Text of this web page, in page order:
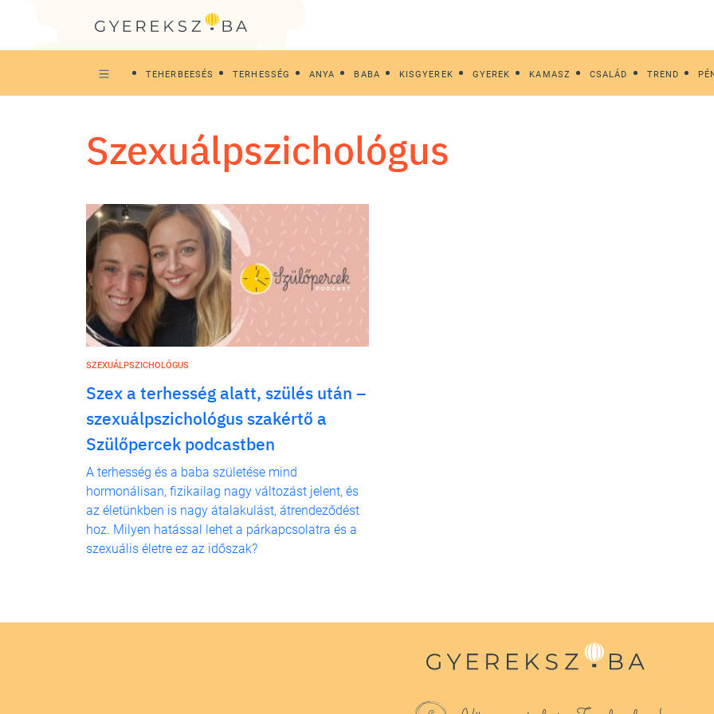
TEHERBEESÉS TERHESSÉG ANYA BABA KISGYEREK GYEREK KAMASZ CSALÁD TREND
szexuálpszichológus
SZEXUÁLPSZICHOLÓGUS
Szex a terhesség alatt, szülés után –
szexuálpszichológus szakértő a
Szülőpercek podcastben
A terhesség és a baba születése mind
hormonálisan, fizikailag nagy változást jelent, és
az életünkben is nagy átalakulást, átrendeződést
hoz. Milyen hatással lehet a párkapcsolatra és a
szexuális életre ez az időszak?